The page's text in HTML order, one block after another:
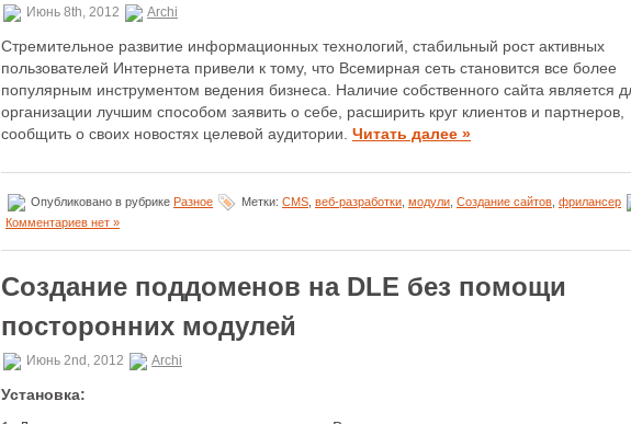
Июнь 8th, 2012 Archi
Стремительное развитие информационных технологий, стабильный рост активных
пользователей Интернета привели к тому, что Всемирная сеть становится все более
популярным инструментом ведения бизнеса. Наличие собственного сайта является
организации лучшим способом заявить о себе, расширить круг клиентов и партнеров,
сообщить о своих новостях целевой аудитории. Читать далее »
Опубликовано в рубрике Разное Метки: CMS веб-разработки модули Создание сайтов фрилансер
Комментариев нет »
Создание поддоменов на DLE без помощи
посторонних модулей
Июнь 2nd, 2012 Archi
Установка: